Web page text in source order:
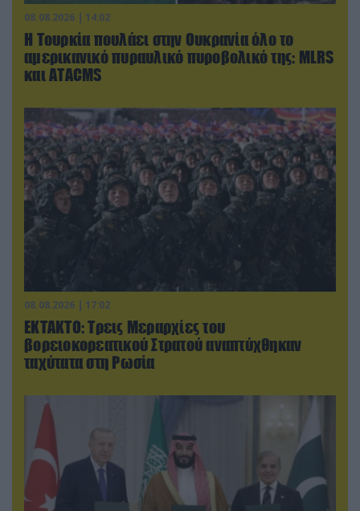
08.08.2026 | 14:02
Η Τουρκία πουλάει στην Ουκρανία όλο το
αμερικανικό πυραυλικό πυροβολικό της: MLRS
και ΑΤΑCMS
08.08.2026 | 17:02
ΕΚΤΑΚΤΟ: Τρεις Μεραρχίες του
βορειοκορεατικού Στρατού αναπτύχθηκαν
ταχύτατα στη Ρωσία